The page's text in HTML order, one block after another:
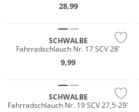
28,99
SCHWALBE
Fahrradschlauch Nr. 17 SCV 28'
9,99
SCHWALBE
Fahrradschlauch Nr. 19 SCV 27,5-29'